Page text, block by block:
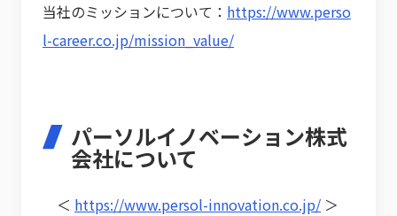
当社のミッションについて： https://www.perso
l-career.co.jp/mission_value/
パーソルイノベーション株式
会社について
＜ https://www.persol-innovation.co.jp/ ＞